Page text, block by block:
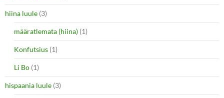
hiina luule (3)
määratlemata (hiina) (1)
Konfutsius (1)
Li Bo (1)
hispaania luule (3)